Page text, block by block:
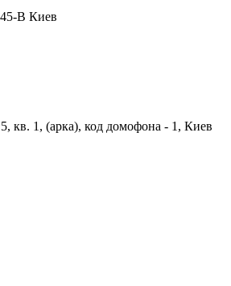
В Киев
кв. 1, (арка), код домофона - 1, Киев